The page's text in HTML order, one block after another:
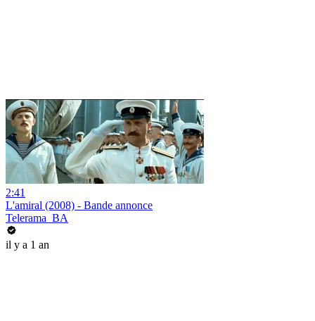
2:41
L'amiral (2008) - Bande annonce
Telerama_BA
il y a 1 an